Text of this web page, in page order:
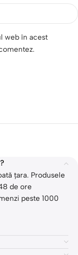
web în acest
țara. Produsele
de ore
peste 1000